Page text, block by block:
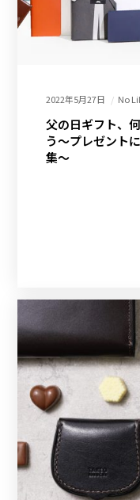
2022年5月27日 No
父の日ギフト、
う～プレゼント
集～